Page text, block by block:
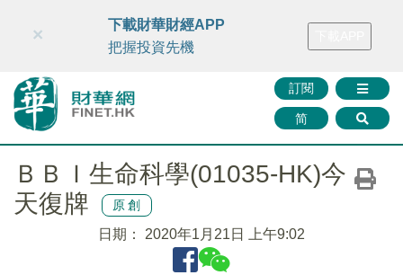
財華智庫網 FINTV FINMETA 財華證券 媒體矩陣
訂閱
简
×
下載財華財經APP
把握投資先機
ＢＢＩ生命科學(01035-HK)今
天復牌
原創
日期： 2020年1月21日 上午9:02